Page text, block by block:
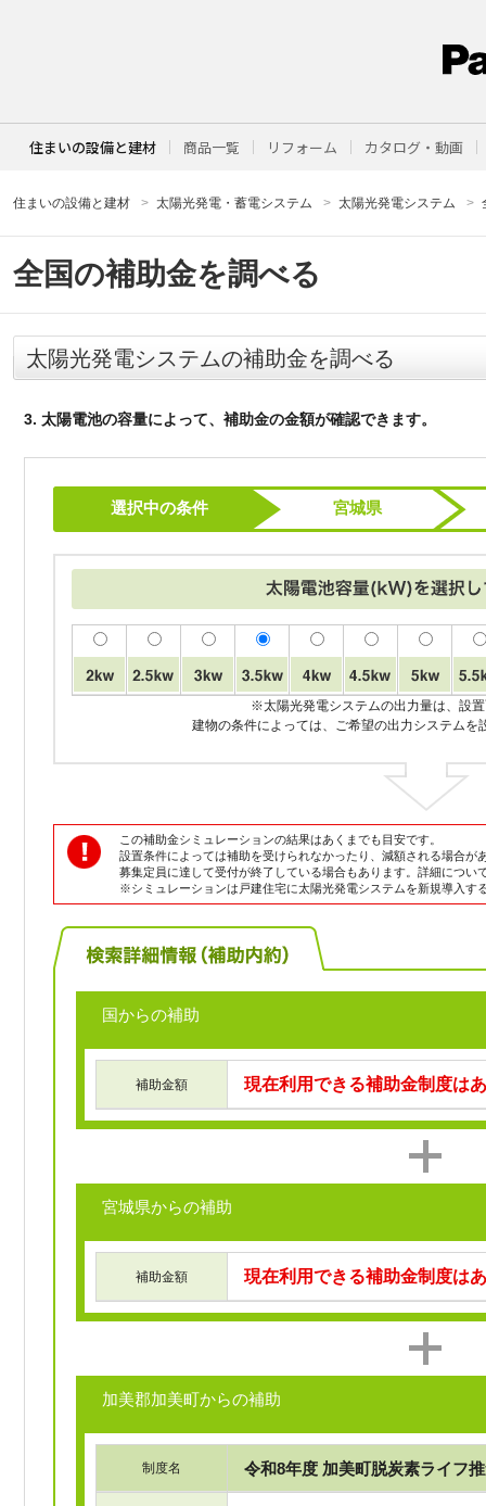
住まいの設備と建材 商品一覧 リフォーム カタログ・動画
住まいの設備と建材 太陽光発電・蓄電システム 太陽光発電システム
全国の補助金を調べる
太陽光発電システムの補助金を調べる
3. 太陽電池の容量によって、補助金の金額が確認できます。
選択中の条件 宮城県
※太陽光発電システムの出力量は、設
建物の条件によっては、ご希望の出力システムを
この補助金シミュレーションの結果はあくまでも目安です。
設置条件によっては補助を受けられなかったり、減額される場合が
募集定員に達して受付が終了している場合もあります。詳細につい
※シミュレーションは戸建住宅に太陽光発電システムを新規導入す
国からの補助
補助金額 現在利用できる補助金制度は
宮城県からの補助
補助金額 現在利用できる補助金制度は
加美郡加美町からの補助
制度名 令和8年度 加美町脱炭素ライフ